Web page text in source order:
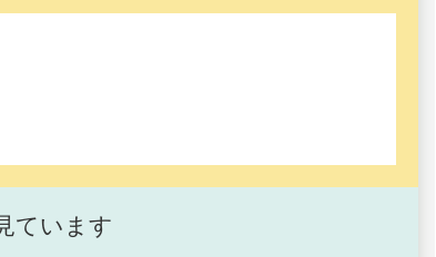
ています